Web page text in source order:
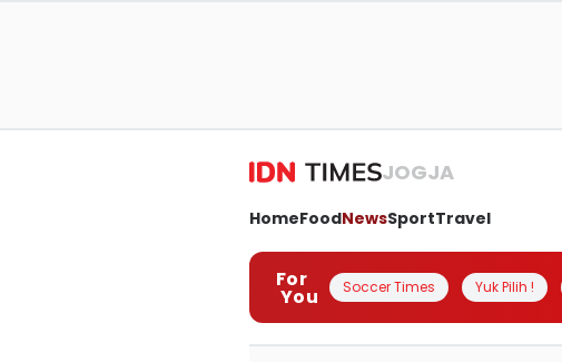
JOGJA
HomeFoodNewsSportTravel
For
You Soccer Times Yuk Pilih !